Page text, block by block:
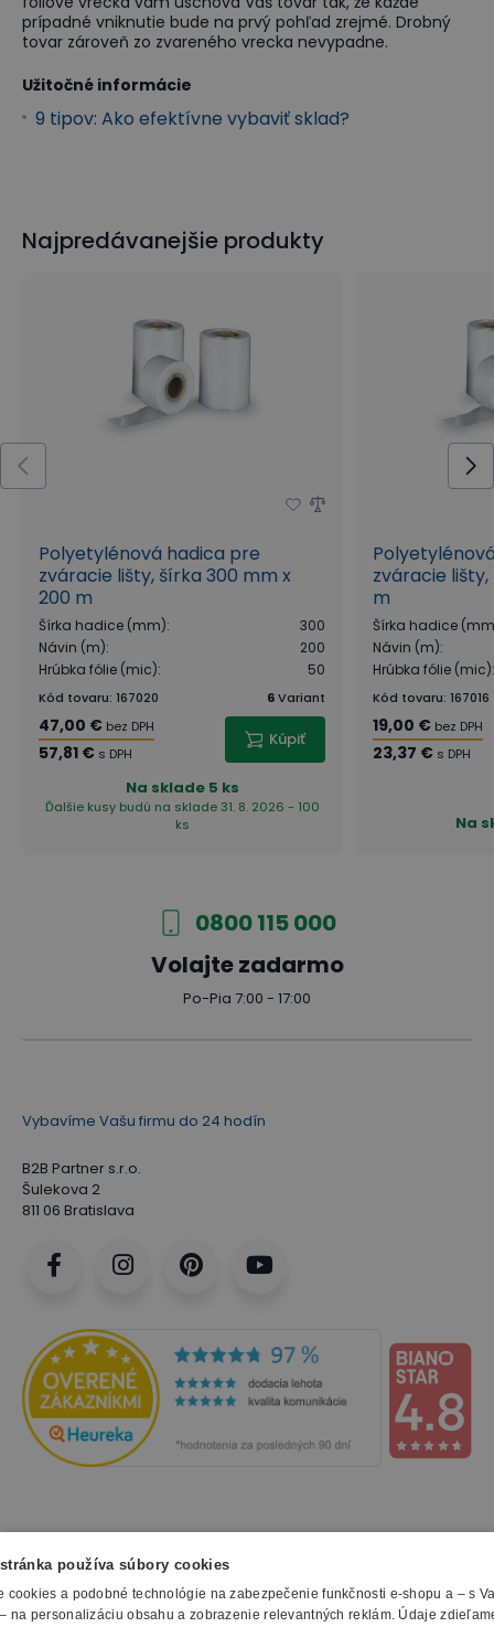
prípadné vniknutie bude na prvý pohľad zrejmé. Drobný
tovar zároveň zo zvareného vrecka nevypadne.
Užitočné informácie
9 tipov: Ako efektívne vybaviť sklad?
Najpredávanejšie produkty
Polyetylénová hadica pre
zváracie lišty, šírka 300 mm x
200 m
Šírka hadice (mm):
300
Návin (m):
200
Hrúbka fólie (mic): 50
Kód tovaru: 167020 6Variant
47,00 € bez DPH
57,81 € s DPH
Kúpiť
Na sklade 5 ks
Ďalšie kusy budú na sklade 31. 8. 2026 - 100
ks
zváracie lišty,
m
Šírka hadice
Návin (m):
Hrúbka fólie (mic):
Kód tovaru: 167016
19,00 € bez DPH
23,37 € s DPH
Na
0800 115 000
Volajte zadarmo
Po-Pia 7:00 - 17:00
Vybavíme Vašu firmu do 24 hodín
B2B Partner s.r.o.
Šulekova 2
811 06 Bratislava
NAKUPOVANIE
Všetko o nákupe
používa súbory cookies
cookies a podobné technológie na zabezpečenie funkčnosti e-shopu a – s
na personalizáciu obsahu a zobrazenie relevantných reklám. Údaje